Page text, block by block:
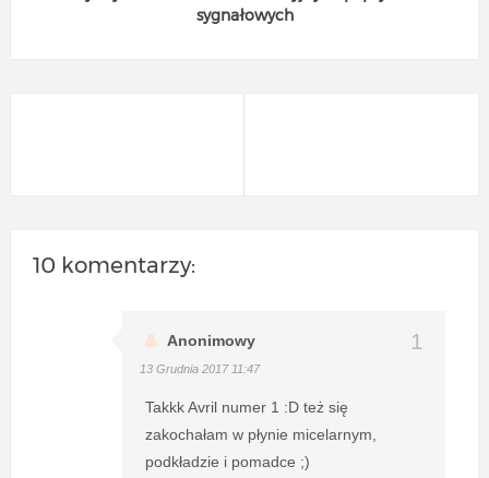
sygnałowych
10 komentarzy:
Anonimowy
13 Grudnia 2017 11:47
Takkk Avril numer 1 :D też się
zakochałam w płynie micelarnym,
podkładzie i pomadce ;)